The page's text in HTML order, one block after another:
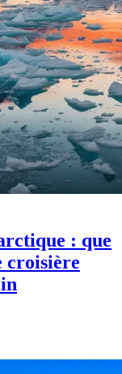
: que
croisière